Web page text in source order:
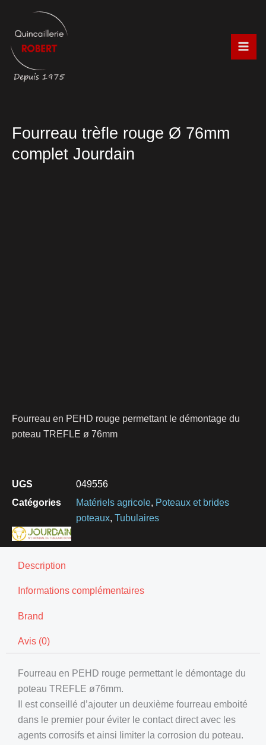
contenu
Fourreau trèfle rouge Ø 76mm
complet Jourdain
Fourreau en PEHD rouge permettant le démontage du
poteau TREFLE ø 76mm
UGS
049556
Catégories
Matériels agricole Poteaux et brides
poteaux Tubulaires
Description
Informations complémentaires
Brand
Avis (0)
Fourreau en PEHD rouge permettant le démontage du
poteau TREFLE ø76mm.
Il est conseillé d’ajouter un deuxième fourreau emboité
dans le premier pour éviter le contact direct avec les
agents corrosifs et ainsi limiter la corrosion du poteau.